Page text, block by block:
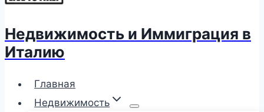
Недвижимость и Иммиграция в
Италию
Главная
Недвижимость